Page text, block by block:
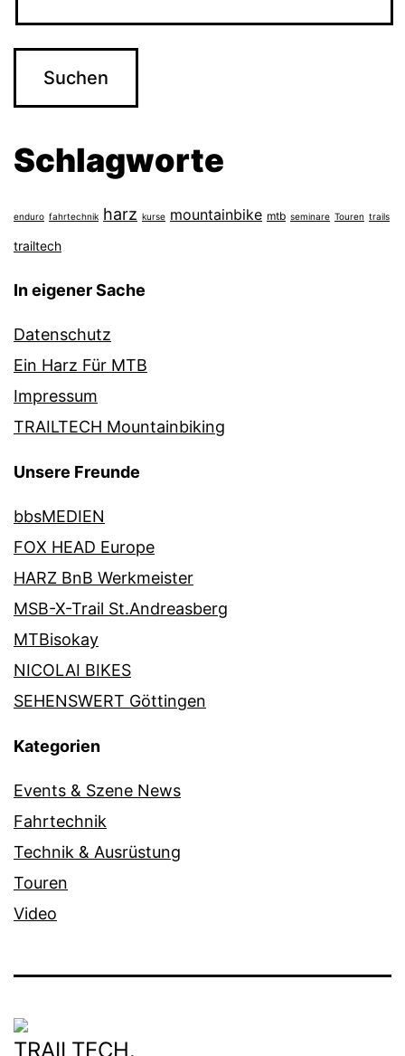
Schlagworte
enduro fahrtechnik harz kurse mountainbike mtb seminare Touren trails
trailtech
In eigener Sache
Datenschutz
Ein Harz Für MTB
Impressum
TRAILTECH Mountainbiking
Unsere Freunde
bbsMEDIEN
FOX HEAD Europe
HARZ BnB Werkmeister
MSB-X-Trail St.Andreasberg
MTBisokay
NICOLAI BIKES
SEHENSWERT Göttingen
Kategorien
Events & Szene News
Fahrtechnik
Technik & Ausrüstung
Touren
Video